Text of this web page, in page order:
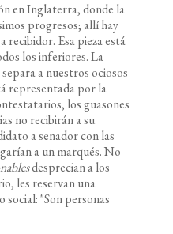
en Inglaterra, donde la
progresos; allí hay
recibidor. Esa pieza está
los inferiores. La
a nuestros ociosos
representada por la
los guasones
no recibirán a su
a senador con las
a un marqués. No
desprecian a los
les reservan una
"Son personas